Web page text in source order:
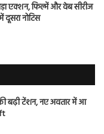
एक्शन, फिल्में और वेब सीरीज
दूसरा नोटिस
बढ़ी टेंशन, नए अवतार में आ